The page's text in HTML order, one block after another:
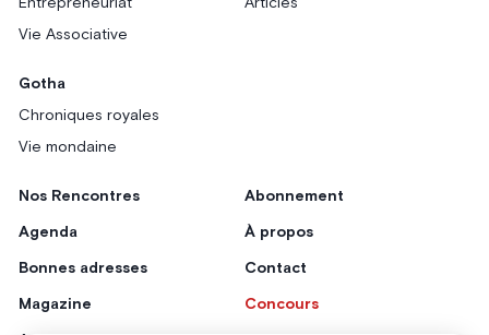
Entrepreneuriat
Vie Associative
Articles
Gotha
Chroniques royales
Vie mondaine
Nos Rencontres
Agenda
Bonnes adresses
Magazine
Abonnement
À propos
Contact
Concours